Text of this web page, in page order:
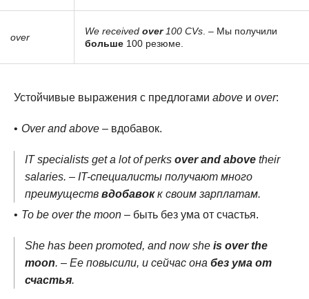
over
We received over100 CVs . – Мы получили
больше 100 резюме.
Устойчивые выражения с предлогами above и over:
Over and above – вдобавок.
IT specialists get a lot of perks over and above their
salaries. – IT-специалисты получают много
преимуществ вдобавокк своим зарплатам.
To be over the moon – быть без ума от счастья.
She has been promoted, and now she is over the
moon. – Ее повысили, и сейчас она без ума от
счастья.